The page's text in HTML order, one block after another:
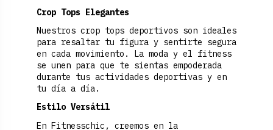
Crop Tops Elegantes
Nuestros crop tops deportivos son ideales
para resaltar tu figura y sentirte segura
en cada movimiento. La moda y el fitness
se unen para que te sientas empoderada
durante tus actividades deportivas y en
tu día a día.
Estilo Versátil
En Fitnesschic, creemos en la